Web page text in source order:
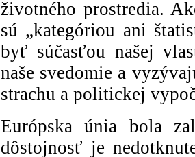
životného prostredia.
sú „kategóriou ani
byť súčasťou našej
naše svedomie a
strachu a politickej
Európska únia bola
dôstojnosť je